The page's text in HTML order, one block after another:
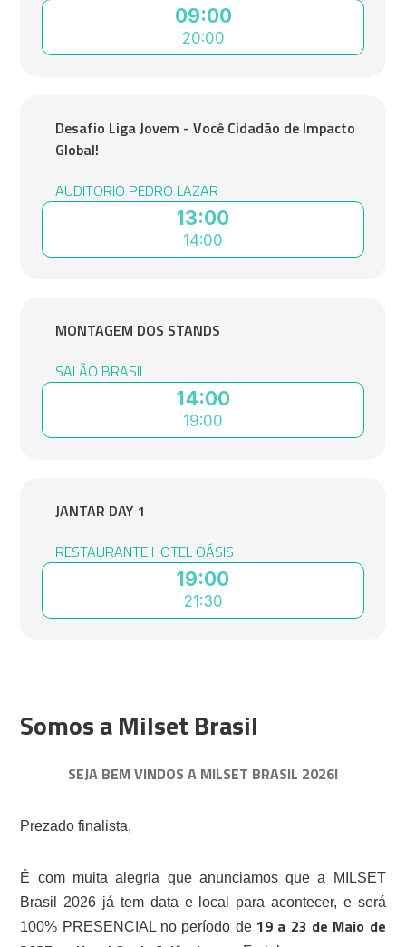
09:00
20:00
13:00
14:00
Desafio Liga Jovem - Você Cidadão de Impacto
Global!
AUDITORIO PEDRO LAZAR
14:00
19:00
MONTAGEM DOS STANDS
SALÃO BRASIL
19:00
21:30
JANTAR DAY 1
RESTAURANTE HOTEL OÁSIS
Somos a Milset Brasil
SEJA BEM VINDOS A MILSET BRASIL 2026!
Prezado finalista,
É com muita alegria que anunciamos que a MILSET
Brasil 2026 já tem data e local para acontecer, e será
100% PRESENCIAL no período de 19 a 23 de Maio de